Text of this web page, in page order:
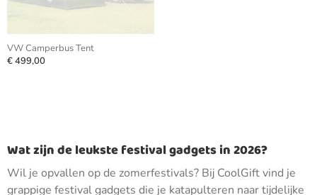
VW Camperbus Tent
€ 499,00
Wat zijn de leukste festival gadgets in 2026?
Wil je opvallen op de zomerfestivals? Bij CoolGift vind je
grappige festival gadgets die je katapulteren naar tijdelijke